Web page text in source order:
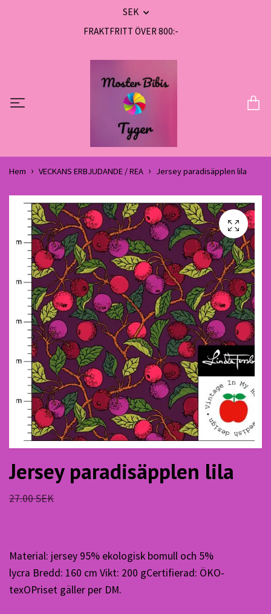
SEK
FRAKTFRITT ÖVER 800:-
Hem VECKANS ERBJUDANDE / REA Jersey paradisäpplen lila
Jersey paradisäpplen lila
27.00 SEK
Material: jersey 95% ekologisk bomull och 5%
lycra Bredd: 160 cm Vikt: 200 gCertifierad: ÖKO-
texOPriset gäller per DM.